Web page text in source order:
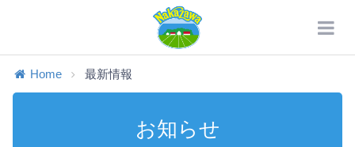
Home 最新情報
お知らせ